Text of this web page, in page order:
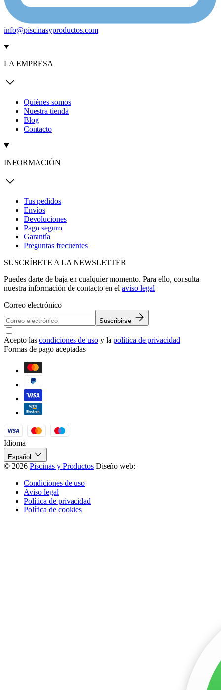
info@piscinasyproductos.com
LA EMPRESA
Quiénes somos
Nuestra tienda
Blog
Contacto
INFORMACIÓN
Tus pedidos
Envíos
Devoluciones
Pago seguro
Garantía
Preguntas frecuentes
SUSCRÍBETE A LA NEWSLETTER
Puedes darte de baja en cualquier momento. Para ello, consulta
nuestra información de contacto en el aviso legal
Correo electrónico
Suscribirse
Acepto las condiciones de uso y la política de privacidad
Formas de pago aceptadas
Idioma
Español
© 2026 Piscinas y Productos Diseño web:
Condiciones de uso
Aviso legal
Política de privacidad
Política de cookies